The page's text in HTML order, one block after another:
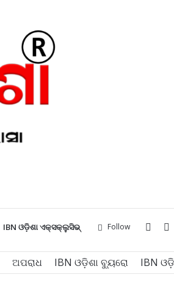
IBN ଓଡ଼ିଶା ଏକ୍ସକ୍ଲୁସିଭ୍ Log
In
Follow
ଅପରାଧ IBN ଓଡ଼ିଶା ବ୍ୟୁରୋ IBN